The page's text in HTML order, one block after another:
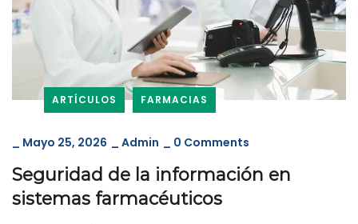
ARTÍCULOS FARMACIAS
Mayo 25, 2026 Admin 0 Comments
Seguridad de la información en
sistemas farmacéuticos